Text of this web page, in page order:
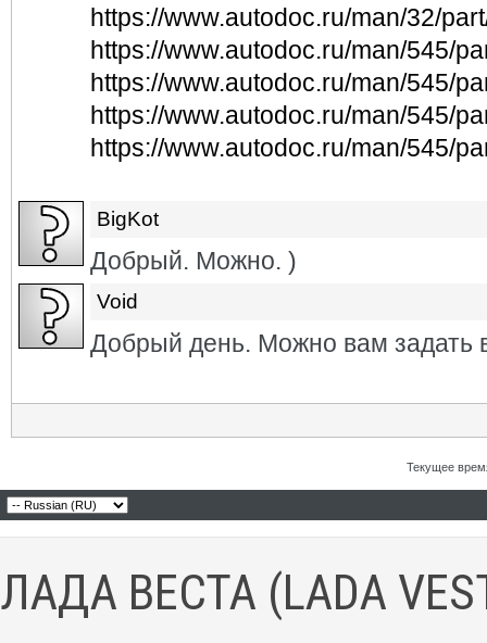
https://www.autodoc.ru/man/32/
https://www.autodoc.ru/man/545/
https://www.autodoc.ru/man/545/
https://www.autodoc.ru/man/545/
https://www.autodoc.ru/man/545/
BigKot
Добрый. Можно. )
Void
Добрый день. Можно вам задать
Текущее
ЛАДА ВЕСТА (LADA